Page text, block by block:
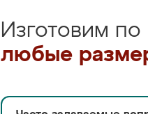
Изготовим по
любые